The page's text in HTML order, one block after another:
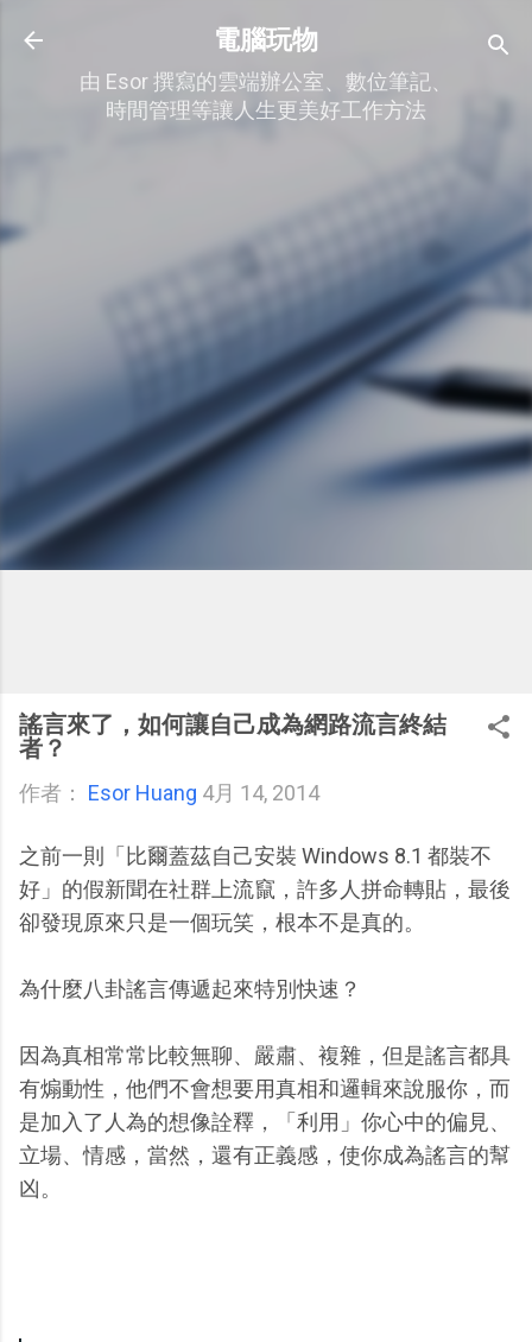
跳到主要內容
電腦玩物
由 Esor 撰寫的雲端辦公室、數位筆記、
時間管理等讓人生更美好工作方法
謠言來了，如何讓自己成為網路流言終結
者？
作者： Esor Huang 4月 14, 2014
之前一則「比爾蓋茲自己安裝 Windows 8.1 都裝不
好」的假新聞在社群上流竄，許多人拼命轉貼，最後
卻發現原來只是一個玩笑，根本不是真的。
為什麼八卦謠言傳遞起來特別快速？
因為真相常常比較無聊、嚴肅、複雜，但是謠言都具
有煽動性，他們不會想要用真相和邏輯來說服你，而
是加入了人為的想像詮釋，「利用」你心中的偏見、
立場、情感，當然，還有正義感，使你成為謠言的幫
凶。